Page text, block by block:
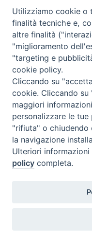
Comunicati Stampa
Il cordoglio dei Vescovi di
Superbo
Nasce la Consulta Diocesana
2026 ©
Utilizziamo cookie o
finalità tecniche e,
altre finalità
"miglioramento
"targeting e
cookie policy.
Cliccando su
cookie. Cliccando
maggiori
personalizzare le
"rifiuta" o chiudendo
la navigazione
Ulteriori
policy completa.